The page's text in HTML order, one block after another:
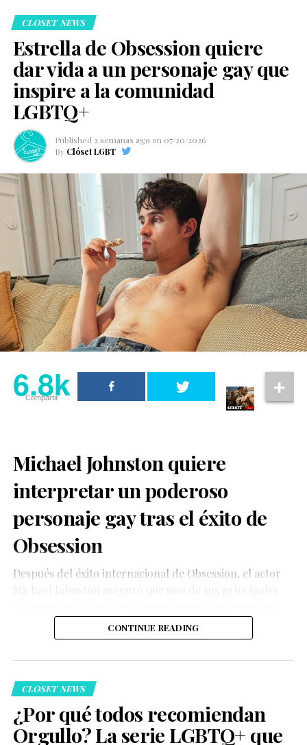
CLOSET NEWS
Estrella de Obsession quiere
dar vida a un personaje gay que
inspire a la comunidad
LGBTQ+
Published 2 semanas ago on 07/20/2026
By Clóset LGBT
6.8k
Compartir
Michael Johnston quiere
interpretar un poderoso
personaje gay tras el éxito de
Obsession
Después del éxito internacional de Obsession, el actor
gay cuya historia tenga un impacto significativo para la
comunidad LGBTQ+.
CONTINUE READING
CLOSET NEWS
¿Por qué todos recomiendan
Orgullo? La serie LGBTQ+ que